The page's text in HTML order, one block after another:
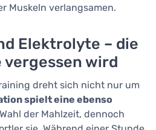
Muskeln verlangsamen.
Elektrolyte – die
vergessen wird
dreht sich nicht nur um
spielt eine ebenso
der Mahlzeit, dennoch